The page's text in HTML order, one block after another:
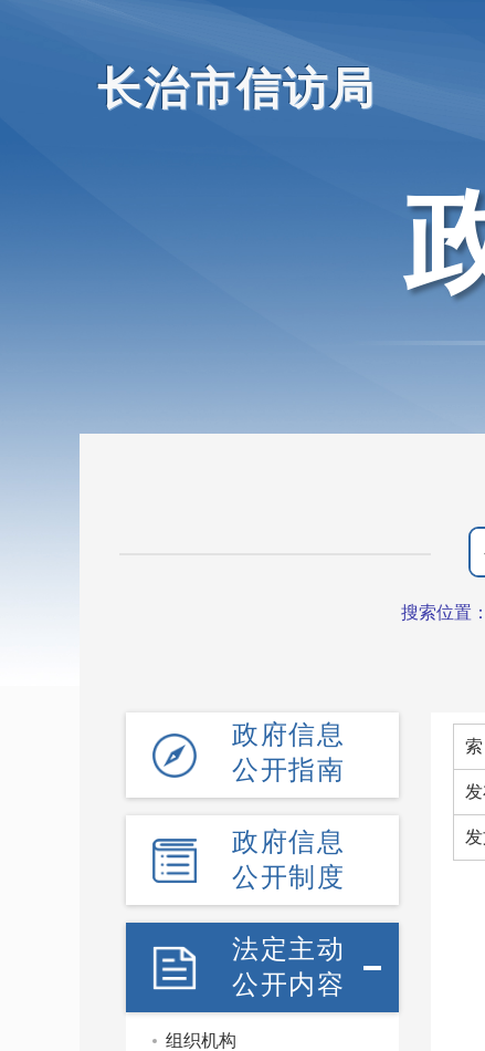
长治市信访局
搜索位置：
政府信息
公开指南
政府信息
公开制度
法定主动
公开内容
组织机构